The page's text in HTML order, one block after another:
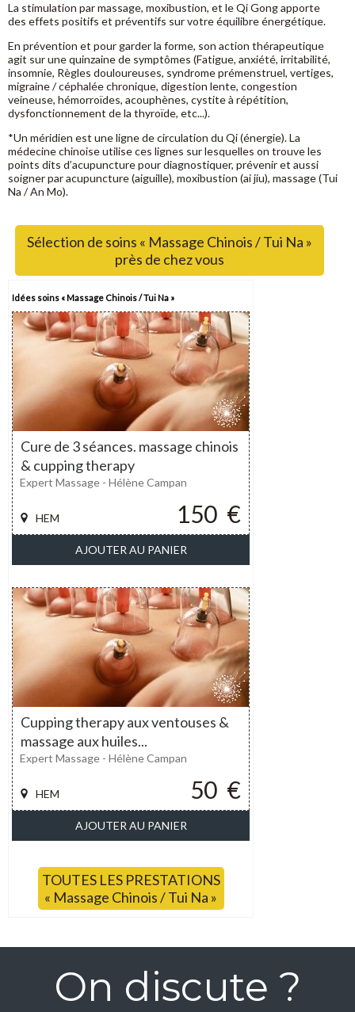
La stimulation par massage, moxibustion, et le Qi Gong apporte
des effets positifs et préventifs sur votre équilibre énergétique.
En prévention et pour garder la forme, son action thérapeutique
agit sur une quinzaine de symptômes (Fatigue, anxiété, irritabilité,
insomnie, Règles douloureuses, syndrome prémenstruel, vertiges,
migraine / céphalée chronique, digestion lente, congestion
veineuse, hémorroïdes, acouphènes, cystite à répétition,
dysfonctionnement de la thyroïde, etc...).
*Un méridien est une ligne de circulation du Qi (énergie). La
médecine chinoise utilise ces lignes sur lesquelles on trouve les
points dits d’acupuncture pour diagnostiquer, prévenir et aussi
soigner par acupuncture (aiguille), moxibustion (ai jiu), massage (Tui
Na / An Mo).
Sélection de soins « Massage Chinois / Tui Na »
près de chez vous
Idées soins « Massage Chinois / Tui Na »
Cure de 3 séances. massage chinois
& cupping therapy
150 €
HEM
Expert Massage - Hélène Campan
AJOUTER AU PANIER
Cupping therapy aux ventouses &
massage aux huiles...
50 €
HEM
Expert Massage - Hélène Campan
AJOUTER AU PANIER
TOUTES LES PRESTATIONS
« Massage Chinois / Tui Na »
On discute ?